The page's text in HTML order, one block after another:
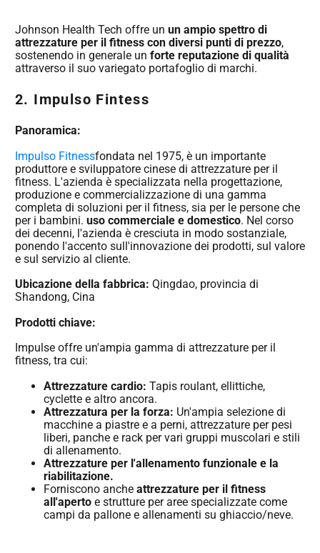
Johnson Health Tech offre un un ampio spettro di
attrezzature per il fitness con diversi punti di prezzo,
sostenendo in generale un forte reputazione di qualità
attraverso il suo variegato portafoglio di marchi.
2. Impulso Fintess
Panoramica:
Impulso Fitnessfondata nel 1975, è un importante
produttore e sviluppatore cinese di attrezzature per il
fitness. L'azienda è specializzata nella progettazione,
produzione e commercializzazione di una gamma
completa di soluzioni per il fitness, sia per le persone che
per i bambini. uso commerciale e domestico. Nel corso
dei decenni, l'azienda è cresciuta in modo sostanziale,
ponendo l'accento sull'innovazione dei prodotti, sul valore
e sul servizio al cliente.
Ubicazione della fabbrica: Qingdao, provincia di
Shandong, Cina
Prodotti chiave:
Impulse offre un'ampia gamma di attrezzature per il
fitness, tra cui:
Attrezzature cardio: Tapis roulant, ellittiche,
cyclette e altro ancora.
Attrezzatura per la forza: Un'ampia selezione di
macchine a piastre e a perni, attrezzature per pesi
liberi, panche e rack per vari gruppi muscolari e stili
di allenamento.
Attrezzature per l'allenamento funzionale e la
riabilitazione.
Forniscono anche attrezzature per il fitness
all'aperto e strutture per aree specializzate come
campi da pallone e allenamenti su ghiaccio/neve.